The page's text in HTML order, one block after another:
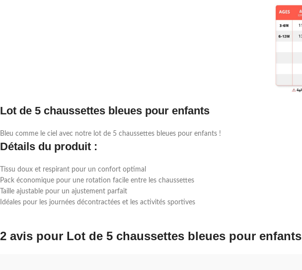
Lot de 5 chaussettes bleues pour enfants
Bleu comme le ciel avec notre lot de 5 chaussettes bleues pour enfants !
Détails du produit :
Tissu doux et respirant pour un confort optimal
Pack économique pour une rotation facile entre les chaussettes
Taille ajustable pour un ajustement parfait
Idéales pour les journées décontractées et les activités sportives
2 avis pour Lot de 5 chaussettes bleues pour enfants